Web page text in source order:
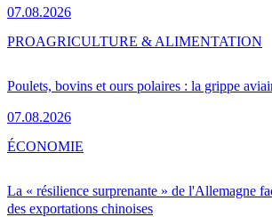
07.08.2026
Poulets, bovins et ours polaires : la grippe
07.08.2026
PROAGRICULTURE & ALIMENTATION
La « résilience surprenante » de l'Allemagne
des exportations chinoises
ÉCONOMIE